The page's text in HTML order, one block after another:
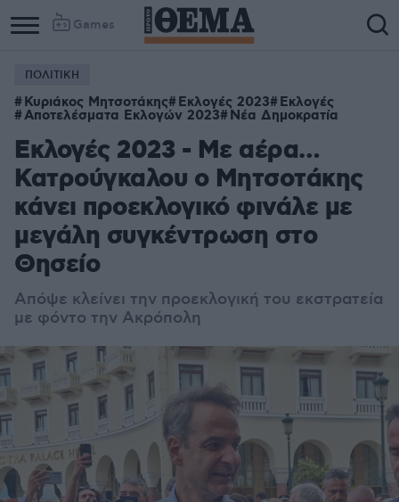
Games
ΠΟΛΙΤΙΚΗ
Κυριάκος Μητσοτάκης Εκλογές 2023 Εκλογές
Αποτελέσματα Εκλογών 2023 Νέα Δημοκρατία
Εκλογές 2023 - Με αέρα…
Κατρούγκαλου ο Μητσοτάκης
κάνει προεκλογικό φινάλε με
μεγάλη συγκέντρωση στο
Θησείο
Απόψε κλείνει την προεκλογική του εκστρατεία
με φόντο την Ακρόπολη